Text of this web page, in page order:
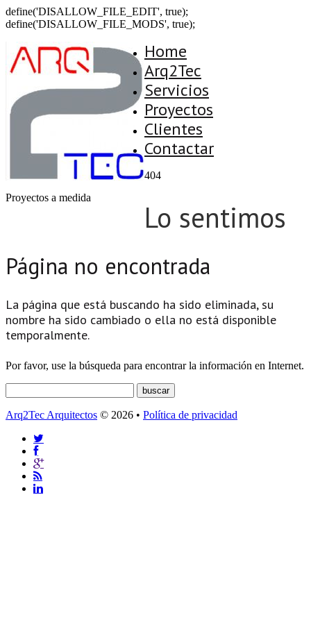
define('DISALLOW_FILE_EDIT', true);
define('DISALLOW_FILE_MODS', true);
Proyectos a medida
Home
Arq2Tec
Servicios
Proyectos
Clientes
Contactar
404
Lo sentimos
Página no encontrada
La página que está buscando ha sido eliminada, su
nombre ha sido cambiado o ella no está disponible
temporalmente.
Por favor, use la búsqueda para encontrar la información en Internet.
Arq2Tec Arquitectos © 2026 • Política de privacidad